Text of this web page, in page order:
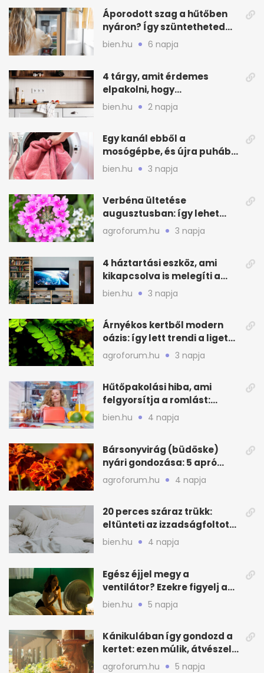
Áporodott szag a hűtőben
nyáron? Így szüntetheted
meg olcsón
bien.hu 6 napja
4 tárgy, amit érdemes
elpakolni, hogy
hűvösebbnek tűnjön a lakás
bien.hu 2 napja
Egy kanál ebből a
mosógépbe, és újra puhább
lesz a törölköző
bien.hu 3 napja
Verbéna ültetése
augusztusban: így lehet
még idén virágos a kert
agroforum.hu 3 napja
4 háztartási eszköz, ami
kikapcsolva is melegíti a
lakást
bien.hu 3 napja
Árnyékos kertből modern
oázis: így lett trendi a ligetes
zöld
agroforum.hu 3 napja
Hűtőpakolási hiba, ami
felgyorsítja a romlást:
zónákra figyelj
bien.hu 4 napja
Bársonyvirág (büdöske)
nyári gondozása: 5 apró
lépés a dús virágzásért
agroforum.hu 4 napja
20 perces száraz trükk:
eltünteti az izzadságfoltot
és a szagot a matracról
bien.hu 4 napja
Egész éjjel megy a
ventilátor? Ezekre figyelj a
hőségben alvásnál
bien.hu 5 napja
Kánikulában így gondozd a
kertet: ezen múlik, átvészeli-
e a hőséget
agroforum.hu 5 napja